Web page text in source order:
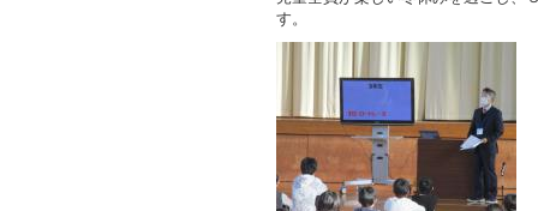
す。